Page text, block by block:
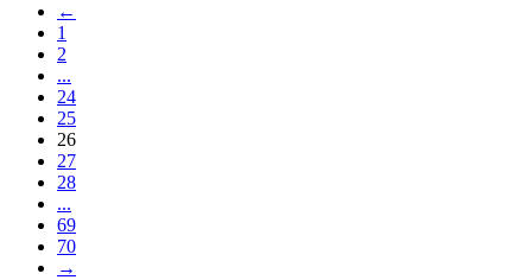
←
1
2
...
24
25
26
27
28
...
69
70
→